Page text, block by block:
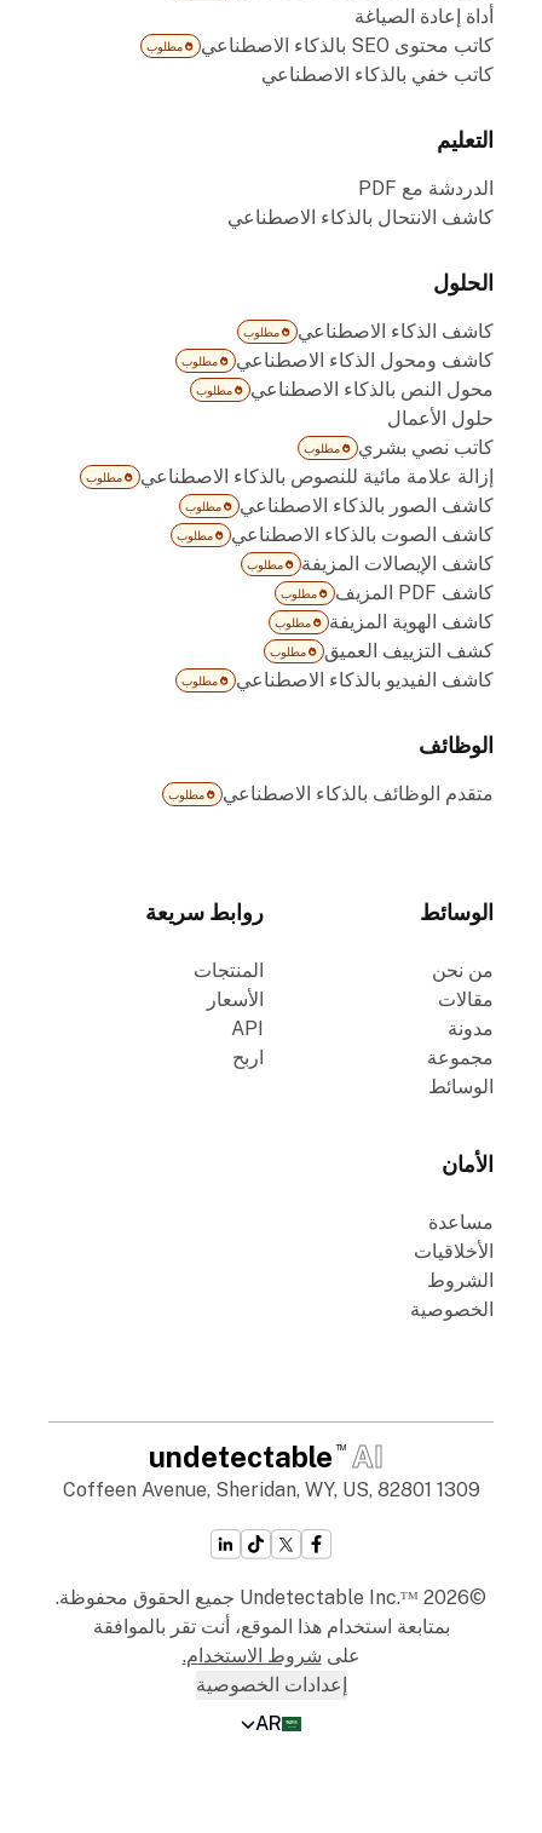
أداة إعادة الصياغة
كاتب محتوى SEO بالذكاء الاصطناعي
مطلوب
كاتب خفي بالذكاء الاصطناعي
التعليم
الدردشة مع PDF
كاشف الانتحال بالذكاء الاصطناعي
الحلول
كاشف الذكاء الاصطناعي مطلوب
كاشف ومحول الذكاء الاصطناعي مطلوب
محول النص بالذكاء الاصطناعي مطلوب
حلول الأعمال
كاتب نصي بشري
مطلوب
إزالة علامة مائية للنصوص بالذكاء الاصطناعي مطلوب
كاشف الصور بالذكاء الاصطناعي مطلوب
كاشف الصوت بالذكاء الاصطناعي مطلوب
كاشف الإيصالات المزيفة مطلوب
كاشف PDF المزيف مطلوب
كاشف الهوية المزيفة مطلوب
كشف التزييف العميق مطلوب
كاشف الفيديو بالذكاء الاصطناعي مطلوب
الوظائف
متقدم الوظائف بالذكاء الاصطناعي مطلوب
الوسائط
من نحن
مقالات
مدونة
مجموعة
الوسائط
روابط سريعة
المنتجات
الأسعار
API
اربح
الأمان
مساعدة
الأخلاقيات
الشروط
الخصوصية
undetectable TM AI
1309 Coffeen Avenue, Sheridan, WY, US, 82801
©2026 Undetectable Inc.ᵀᴹ جميع الحقوق محفوظة.
بمتابعة استخدام هذا الموقع، أنت تقر بالموافقة
على شروط الاستخدام.
إعدادات الخصوصية
AR